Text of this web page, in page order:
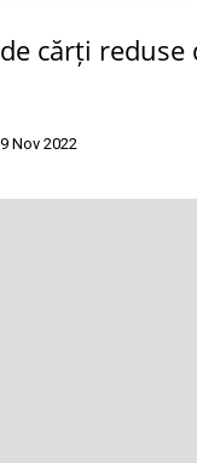
cărți reduse
9 Nov 2022